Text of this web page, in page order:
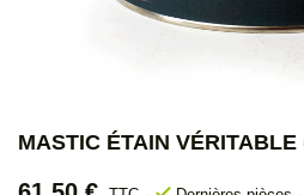
MASTIC ÉTAIN